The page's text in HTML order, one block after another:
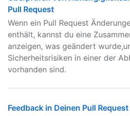
Pull Request
Wenn ein Pull Request
enthält, kannst du eine
anzeigen, was geändert
Sicherheitsrisiken in einer der
vorhanden sind.
Feedback in Deinen Pull